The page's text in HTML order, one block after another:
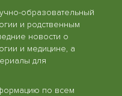
образовательный
и родственным
новости о
и медицине, а
для
по всем